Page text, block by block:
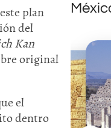
plan
del
Kan
original
el
dentro